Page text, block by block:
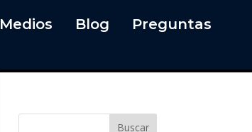
Medios Blog
Preguntas
Buscar